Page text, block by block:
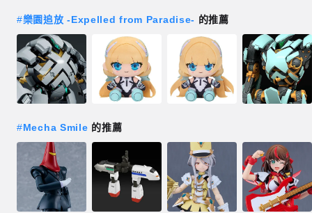
#樂園追放 -Expelled from Paradise- 的推薦
#Mecha Smile 的推薦